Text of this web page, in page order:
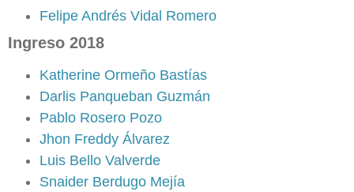
Felipe Andrés Vidal Romero
Ingreso 2018
Katherine Ormeño Bastías
Darlis Panqueban Guzmán
Pablo Rosero Pozo
Jhon Freddy Álvarez
Luis Bello Valverde
Snaider Berdugo Mejía